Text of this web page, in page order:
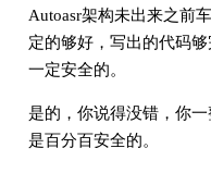
Autoasr架构未出来之前
定的够好，写出的代码
一定安全的。
是的，你说得没错，你
是百分百安全的。